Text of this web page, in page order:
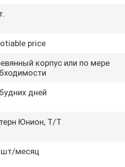
price
корпус или по мере
дней
Юнион, Т/Т
шт/месяц